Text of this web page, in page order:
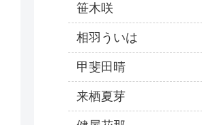
笹木咲
相羽ういは
甲斐田晴
来栖夏芽